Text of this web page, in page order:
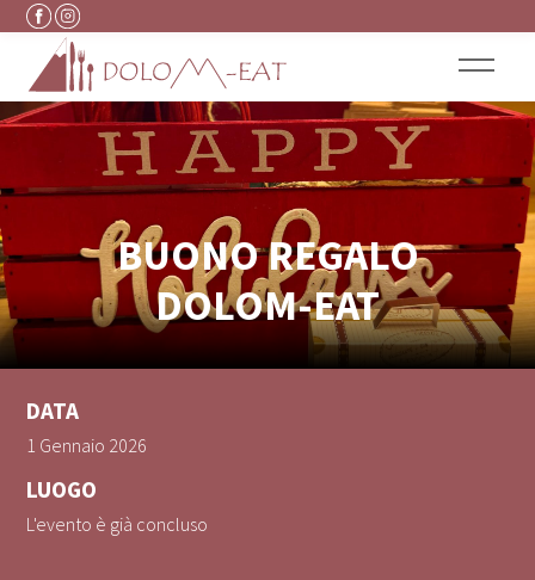
Vai al contenuto
BUONO REGALO
DOLOM-EAT
DATA
1 Gennaio 2026
LUOGO
L'evento è già concluso